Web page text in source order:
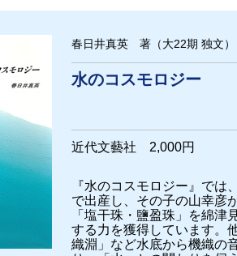
春日井真英 著（大22期 独文）
水のコスモロジー
近代文藝社 2,000円
『水のコスモロジー』では
で出産し、その子の山幸彦
「塩干珠・鹽盈珠」を綿津
する力を獲得しています。
織淵」など水底から機織の